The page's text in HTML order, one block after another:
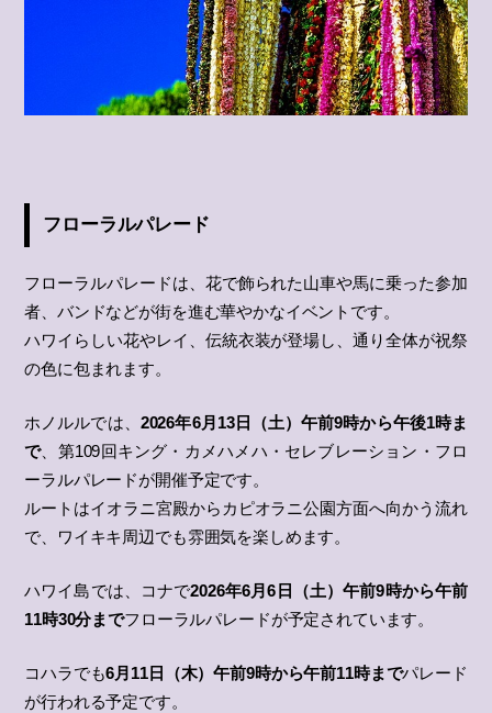
フローラルパレード
フローラルパレードは、花で飾られた山車や馬に乗った参加
者、バンドなどが街を進む華やかなイベントです。
ハワイらしい花やレイ、伝統衣装が登場し、通り全体が祝祭
の色に包まれます。
ホノルルでは、 2026年6月13日（土）午前9時から午後1時ま
で、第109回キング・カメハメハ・セレブレーション・フロ
ーラルパレードが開催予定です。
ルートはイオラニ宮殿からカピオラニ公園方面へ向かう流れ
で、ワイキキ周辺でも雰囲気を楽しめます。
ハワイ島では、コナで2026年6月6日（土）午前9時から午前
11時30分までフローラルパレードが予定されています。
コハラでも6月11日（木）午前9時から午前11時までパレード
が行われる予定です。